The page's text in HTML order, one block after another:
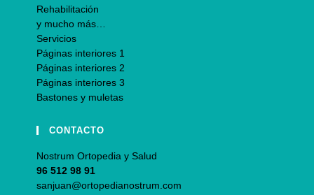
Rehabilitación
y mucho más…
Servicios
Páginas interiores 1
Páginas interiores 2
Páginas interiores 3
Bastones y muletas
CONTACTO
Nostrum Ortopedia y Salud
96 512 98 91
sanjuan@ortopedianostrum.com